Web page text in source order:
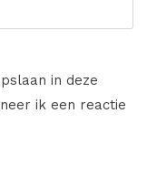
in deze
ik een reactie